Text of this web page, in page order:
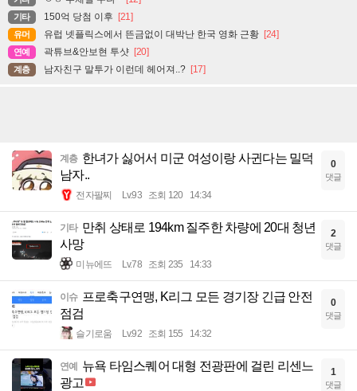
기타 150억 당첨 이후 [21]
유머 유럽 넷플릭스에서 뜬금없이 대박난 한국 영화 근황 [24]
연예 곽튜브&안보현 투샷 [20]
계층 남자친구 말투가 이런데 헤어져..? [17]
계층 한녀가 싫어서 미군 여성이랑 사귄다는 밀덕
남자..
전자팔찌 Lv.93 조회 120 14:34
0
댓글
기타 만취 상태로 194km 질주한 차량에 20대 청년
사망
미뉴에뜨 Lv.78 조회 235 14:33
2
댓글
이슈 프로축구연맹, K리그 모든 경기장 긴급 안전
점검
슬기로움 Lv.92 조회 155 14:32
0
댓글
연예
뉴욕 타임스퀘어 대형 전광판에 걸린 리센느
광고
1
댓글